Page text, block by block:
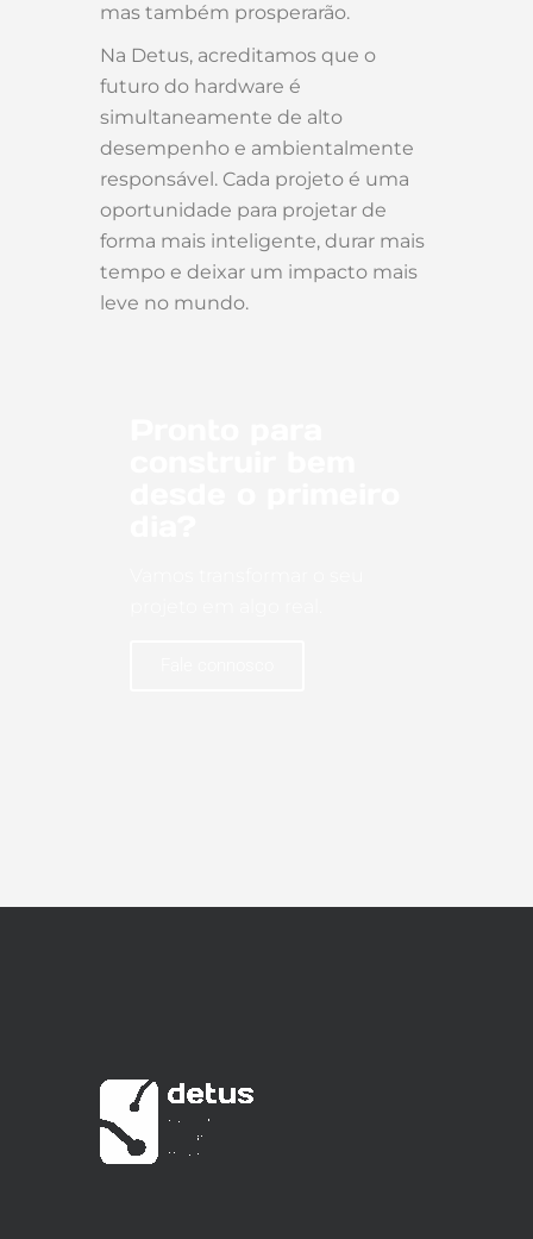
mas também prosperarão.
Na Detus, acreditamos que o
futuro do hardware é
simultaneamente de alto
desempenho e ambientalmente
responsável. Cada projeto é uma
oportunidade para projetar de
forma mais inteligente, durar mais
tempo e deixar um impacto mais
leve no mundo.